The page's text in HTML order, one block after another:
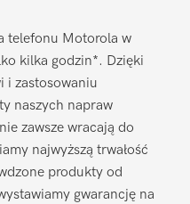
telefonu Motorola w
kilka godzin*. Dzięki
i zastosowaniu
naszych napraw
zawsze wracają do
najwyższą trwałość
produkty od
gwarancję na